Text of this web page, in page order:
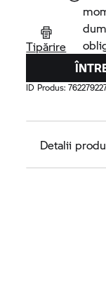
Tipărire
ID Produs:
Detalii